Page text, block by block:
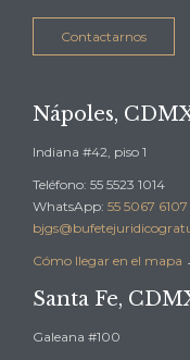
Contactarnos
Nápoles,
Indiana #42, piso 1
Teléfono: 55 5523 1014
WhatsApp: 55 5067 6107
Cómo llegar en el mapa
Santa Fe,
Galeana #100